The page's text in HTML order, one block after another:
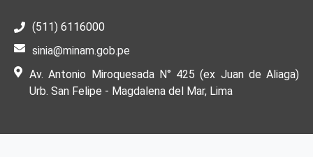
(511) 6116000
sinia@minam.gob.pe
Av. Antonio Miroquesada N° 425 (ex Juan de Aliaga)
Urb. San Felipe - Magdalena del Mar, Lima